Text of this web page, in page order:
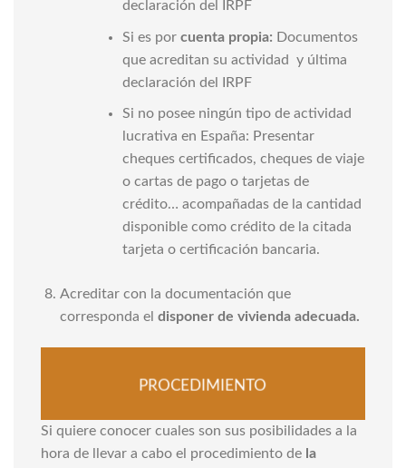
declaración del IRPF
Si es por cuenta propia: Documentos
que acreditan su actividad y última
declaración del IRPF
Si no posee ningún tipo de actividad
lucrativa en España: Presentar
cheques certificados, cheques de viaje
o cartas de pago o tarjetas de
crédito… acompañadas de la cantidad
disponible como crédito de la citada
tarjeta o certificación bancaria.
Acreditar con la documentación que
corresponda el disponer de vivienda adecuada.
PROCEDIMIENTO
Si quiere conocer cuales son sus posibilidades a la
hora de llevar a cabo el procedimiento de la